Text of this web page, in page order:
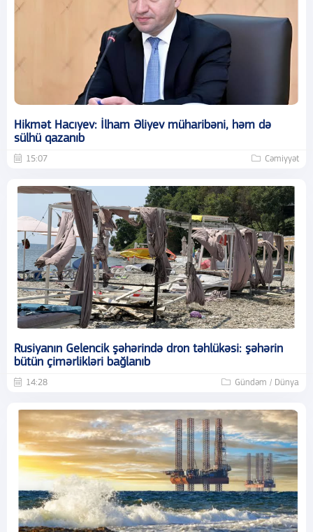
Hikmət Hacıyev: İlham Əliyev müharibəni, həm də
sülhü qazanıb
15:07 Cəmiyyət
Rusiyanın Gelencik şəhərində dron təhlükəsi: şəhərin
bütün çimərlikləri bağlanıb
14:28 Gündəm / Dünya